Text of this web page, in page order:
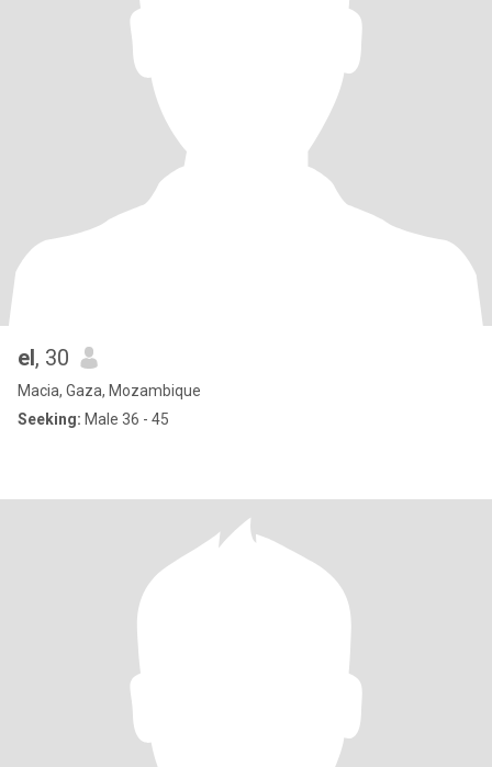
el, 30
Macia, Gaza, Mozambique
Seeking: Male 36 - 45